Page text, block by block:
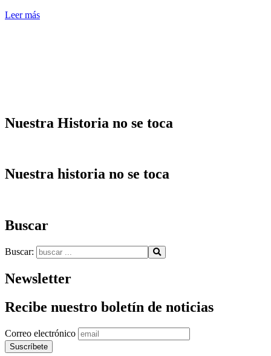
Leer más
Nuestra Historia no se toca
Nuestra historia no se toca
Buscar
Buscar:
Newsletter
Recibe nuestro boletín de noticias
Correo electrónico